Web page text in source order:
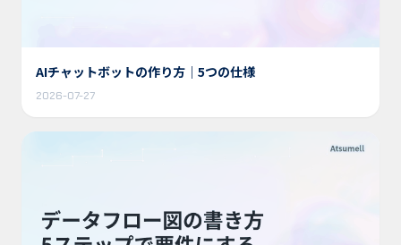
AIチャットボットの作り方｜5つの仕様
2026-07-27